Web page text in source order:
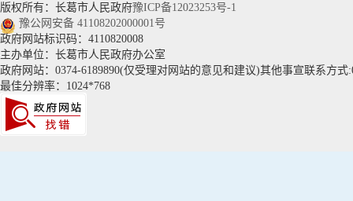
版权所有：长葛市人民政府豫ICP备12023253号-1
豫公网安备 41108202000001号
政府网站标识码：4110820008
主办单位：长葛市人民政府办公室
政府网站：0374-6189890(仅受理对网站的意见和建议)其他事宣联系方式
最佳分辨率：1024*768